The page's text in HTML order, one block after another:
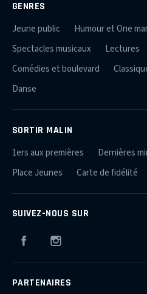
GENRES
Jeune public
Humour et One
Spectacles musicaux
Lectures
Comédies et boulevard
Danse
SORTIR MALIN
1ers aux premières Dernières
Place Jeunes
Carte de fidélité
SUIVEZ-NOUS SUR
Facebook
PARTENAIRES